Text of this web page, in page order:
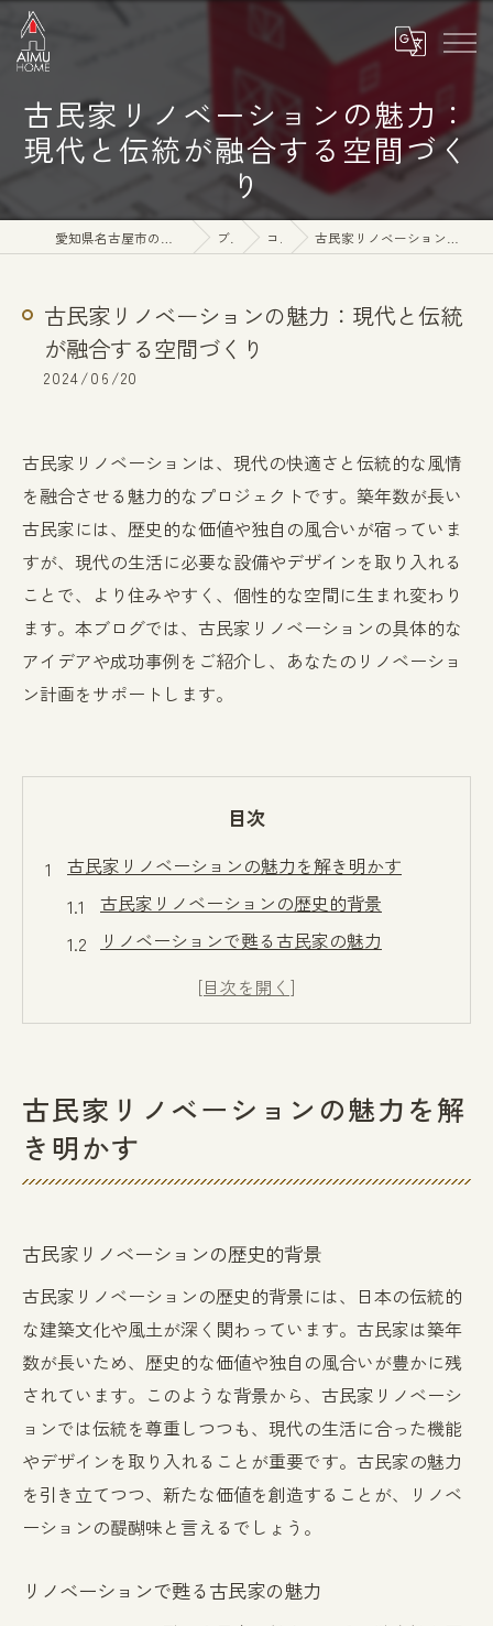
古民家リノベーションの魅力：
現代と伝統が融合する空間づく
り
ブログ コラム 古民家リノベーションの魅力：現代と伝統が融合する空間づくり
古民家リノベーションの魅力：現代と伝統
が融合する空間づくり
2024/06/20
古民家リノベーションは、現代の快適さと伝統的な風情
を融合させる魅力的なプロジェクトです。築年数が長い
古民家には、歴史的な価値や独自の風合いが宿っていま
すが、現代の生活に必要な設備やデザインを取り入れる
ことで、より住みやすく、個性的な空間に生まれ変わり
ます。本ブログでは、古民家リノベーションの具体的な
アイデアや成功事例をご紹介し、あなたのリノベーショ
ン計画をサポートします。
目次
古民家リノベーションの魅力を解き明かす
古民家リノベーションの歴史的背景
リノベーションで甦る古民家の魅力
古民家リノベーションが人気の理由
リノベーションで実現する現代と伝統の融合
古民家リノベーションにおけるデザインの
ン
伝統的な素材と現代技術の融合
古民家リノベーションのインテリアアイデ
ア
現代のライフスタイルに合わせた古民家の
古民家リノベーションで叶える快適な暮ら
し
地域別の古民家リノベーション成功事例
古民家リノベーションの魅力を解
き明かす
古民家リノベーションの歴史的背景
古民家リノベーションの歴史的背景には、日本の伝統的
な建築文化や風土が深く関わっています。古民家は築年
数が長いため、歴史的な価値や独自の風合いが豊かに残
されています。このような背景から、古民家リノベーシ
ョンでは伝統を尊重しつつも、現代の生活に合った機能
やデザインを取り入れることが重要です。古民家の魅力
を引き立てつつ、新たな価値を創造することが、リノベ
ーションの醍醐味と言えるでしょう。
リノベーションで甦る古民家の魅力